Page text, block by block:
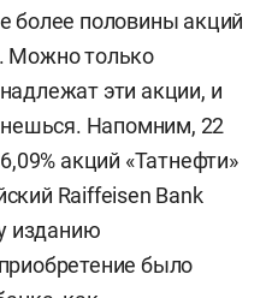
более половины акций
Можно только
эти акции, и
Напомним, 22
акций «Татнефти»
Raiffeisen Bank
изданию
было